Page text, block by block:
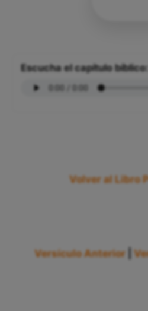
Escucha el capítulo bíblico:
Volver al Libro
Versículo Anterior